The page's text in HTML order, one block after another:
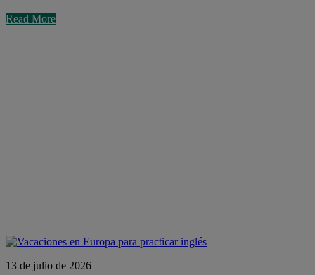
Read More
13 de julio de 2026